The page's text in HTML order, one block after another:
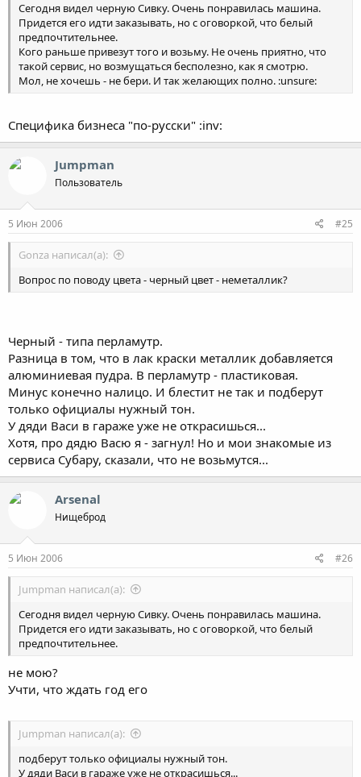
Сегодня видел черную Сивку. Очень понравилась машина.
Придется его идти заказывать, но с оговоркой, что белый
предпочтительнее.
Кого раньше привезут того и возьму. Не очень приятно, что
такой сервис, но возмущаться бесполезно, как я смотрю.
Мол, не хочешь - не бери. И так желающих полно. :unsure:
Специфика бизнеса "по-русски" :inv:
Jumpman
Пользователь
5 Июн 2006 #25
Gonza написал(а):
Вопрос по поводу цвета - черный цвет - неметаллик?
Черный - типа перламутр.
Разница в том, что в лак краски металлик добавляется
алюминиевая пудра. В перламутр - пластиковая.
Минус конечно налицо. И блестит не так и подберут
только официалы нужный тон.
У дяди Васи в гараже уже не открасишься...
Хотя, про дядю Васю я - загнул! Но и мои знакомые из
сервиса Субару, сказали, что не возьмутся...
Arsenal
Нищеброд
5 Июн 2006 #26
Jumpman написал(а):
Сегодня видел черную Сивку. Очень понравилась машина.
Придется его идти заказывать, но с оговоркой, что белый
предпочтительнее.
не мою?
Учти, что ждать год его
Jumpman написал(а):
подберут только официалы нужный тон.
У дяди Васи в гараже уже не открасишься...